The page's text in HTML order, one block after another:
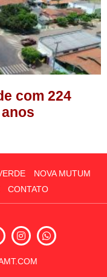
com 224
NOVA MUTUM
CONTATO